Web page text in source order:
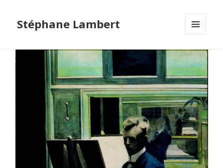
Stéphane Lambert
WIDGETS